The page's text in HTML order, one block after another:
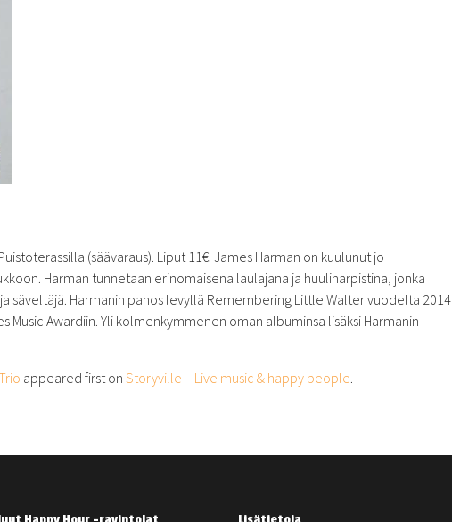
(säävaraus). Liput 11€. James Harman on kuulunut jo
Harman tunnetaan erinomaisena laulajana ja huuliharpistina, jonka
säveltäjä. Harmanin panos levyllä Remembering Little Walter vuodelta 2014
Awardiin. Yli kolmenkymmenen oman albuminsa lisäksi Harmanin
appeared first onStoryville – Live music & happy people.